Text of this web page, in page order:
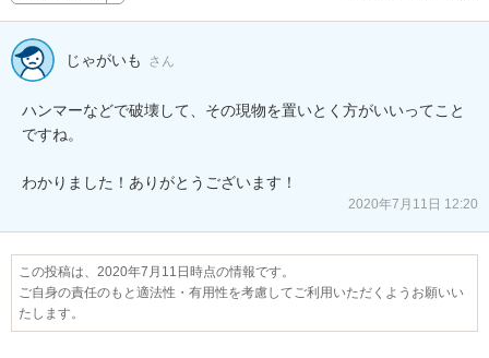
じゃがいも さん
ハンマーなどで破壊して、その現物を置いとく方がいいってこと
ですね。
わかりました！ありがとうございます！
2020年7月11日 12:20
この投稿は、2020年7月11日時点の情報です。
ご自身の責任のもと適法性・有用性を考慮してご利用いただくようお願いい
たします。